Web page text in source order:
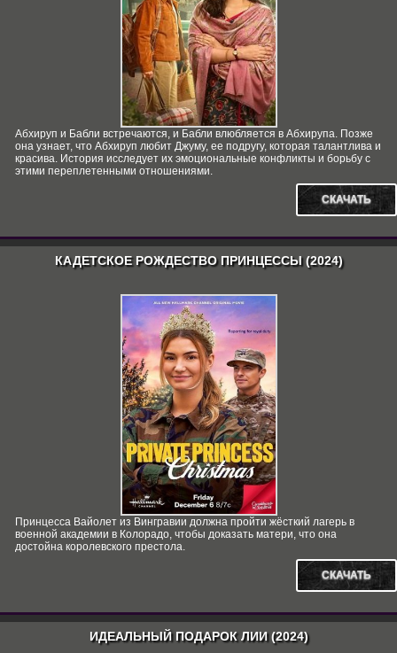
Абхируп и Бабли встречаются, и Бабли влюбляется в Абхирупа. Позже
она узнает, что Абхируп любит Джуму, ее подругу, которая талантлива и
красива. История исследует их эмоциональные конфликты и борьбу с
этими переплетенными отношениями.
СКАЧАТЬ
КАДЕТСКОЕ РОЖДЕСТВО ПРИНЦЕССЫ (2024)
Принцесса Вайолет из Вингравии должна пройти жёсткий лагерь в
военной академии в Колорадо, чтобы доказать матери, что она
достойна королевского престола.
СКАЧАТЬ
ИДЕАЛЬНЫЙ ПОДАРОК ЛИИ (2024)